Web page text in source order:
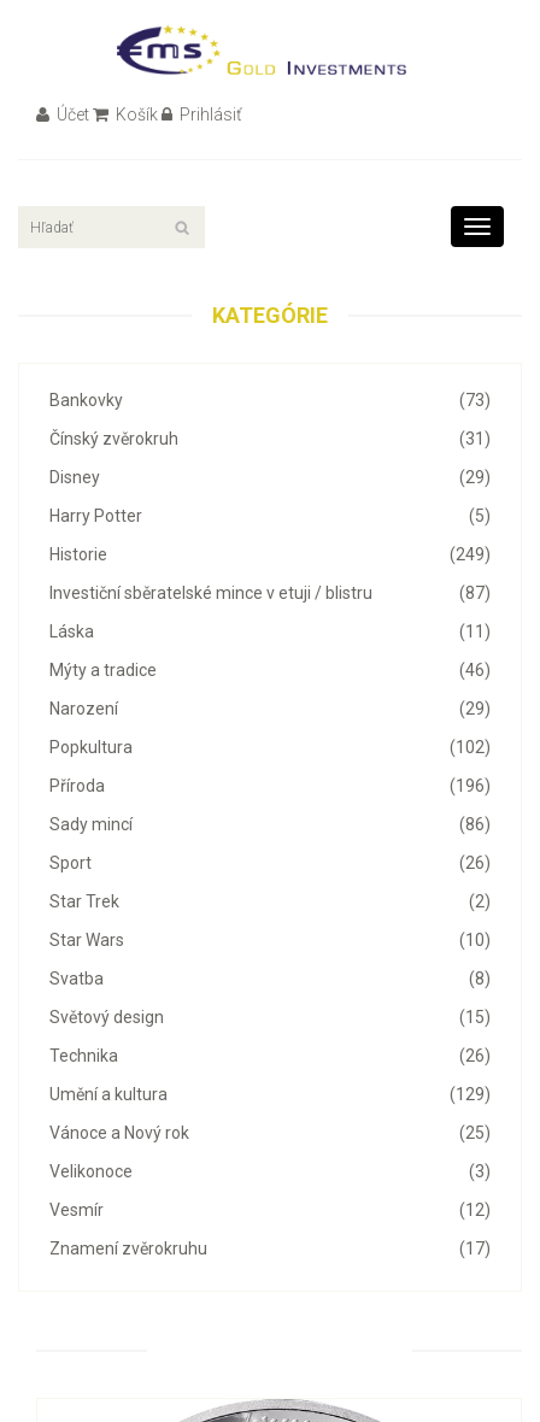
Účet Košík Prihlásiť
Toggle
KATEGÓRIE
(73)
Bankovky
(31)
Čínský zvěrokruh
(29)
Disney
(5)
Harry Potter
(249)
Historie
(87)
Investiční sběratelské mince v etuji / blistru
(11)
Láska
(46)
Mýty a tradice
(29)
Narození
(102)
Popkultura
(196)
Příroda
(86)
Sady mincí
(26)
Sport
(2)
Star Trek
(10)
Star Wars
(8)
Svatba
(15)
Světový design
(26)
Technika
(129)
Umění a kultura
(25)
Vánoce a Nový rok
(3)
Velikonoce
(12)
Vesmír
(17)
Znamení zvěrokruhu